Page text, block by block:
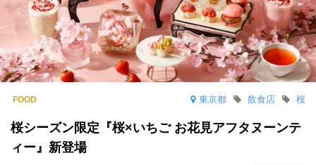
東京都 桜
飲食店
桜シーズン限定『桜×いちご お花見アフタヌーンテ
ィー』新登場